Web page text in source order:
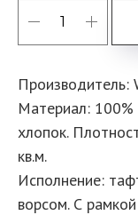
Производитель:
Материал: 100%
хлопок.
кв.м.
Исполнение:
ворсом. С